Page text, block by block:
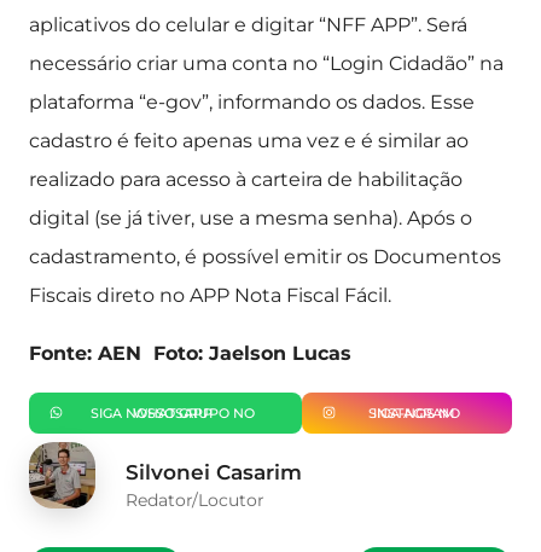
aplicativos do celular e digitar “NFF APP”. Será
necessário criar uma conta no “Login Cidadão” na
plataforma “e-gov”, informando os dados. Esse
cadastro é feito apenas uma vez e é similar ao
realizado para acesso à carteira de habilitação
digital (se já tiver, use a mesma senha). Após o
cadastramento, é possível emitir os Documentos
Fiscais direto no APP Nota Fiscal Fácil.
Fonte: AEN Foto: Jaelson Lucas
SIGA NOSSO GRUPO NO WHATSAPP SIGA-NOS NO INSTAGRAM
Silvonei Casarim
Redator/Locutor